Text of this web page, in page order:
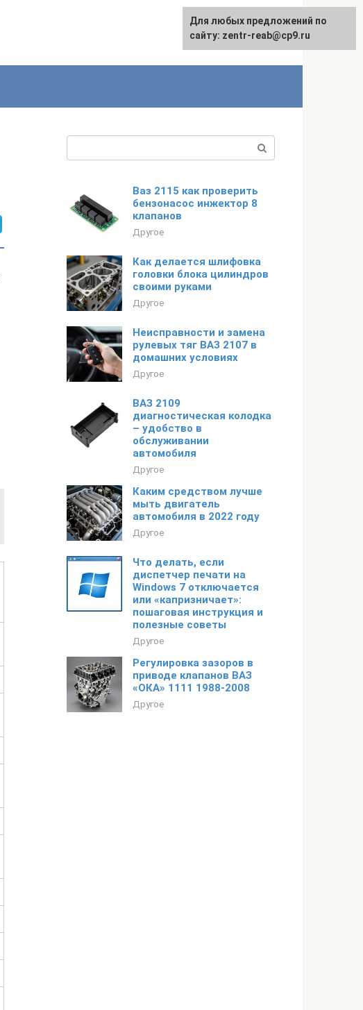
Ваз 2115 как проверить
бензонасос инжектор 8
клапанов
Другое
Как делается шлифовка
головки блока цилиндров
своими руками
Другое
Неисправности и замена
рулевых тяг ВАЗ 2107 в
домашних условиях
Другое
ВАЗ 2109
диагностическая колодка
– удобство в
обслуживании
автомобиля
Другое
Каким средством лучше
мыть двигатель
автомобиля в 2022 году
Другое
Что делать, если
диспетчер печати на
Windows 7 отключается
или «капризничает»:
пошаговая инструкция и
полезные советы
Другое
Регулировка зазоров в
приводе клапанов ВАЗ
«ОКА» 1111 1988-2008
Другое
Для любых предложений по
сайту: zentr-reab@cp9.ru